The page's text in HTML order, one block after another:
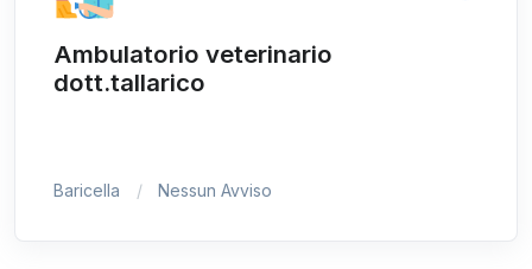
Ambulatorio veterinario
dott.tallarico
Baricella Nessun Avviso